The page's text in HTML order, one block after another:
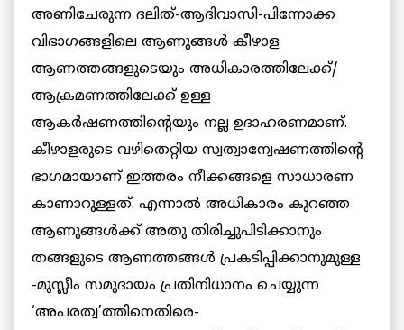
അണിചേരുന്ന ദലിത്-ആദിവാസി-പിന്നോക്ക
വിഭാഗങ്ങളിലെ ആണുങ്ങള്‍ കീഴാള
ആണത്തങ്ങളുടെയും അധികാരത്തിലേക്ക്/
ആക്രമണത്തിലേക്ക് ഉള്ള
ആകര്‍ഷണത്തിന്റെയും നല്ല ഉദാഹരണമാണ്.
കീഴാളരുടെ വഴിതെറ്റിയ സ്വത്വാന്വേഷണത്തിന്റെ
ഭാഗമായാണ് ഇത്തരം നീക്കങ്ങളെ സാധാരണ
കാണാറുള്ളത്. എന്നാല്‍ അധികാരം കുറഞ്ഞ
ആണുങ്ങള്‍ക്ക് അതു തിരിച്ചുപിടിക്കാനും
തങ്ങളുടെ ആണത്തങ്ങള്‍ പ്രകടിപ്പിക്കാനുമുള്ള
-മുസ്ലീം സമുദായം പ്രതിനിധാനം ചെയ്യുന്ന
‘അപരത്വ’ത്തിനെതിരെ-